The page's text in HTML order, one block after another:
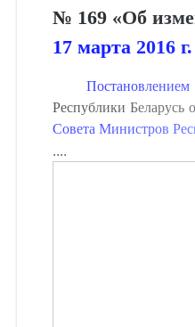
№ 169 «Об
17 марта 2016
Республики
Совета Министров
....